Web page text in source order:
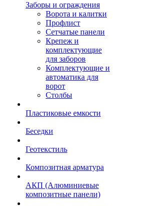
Заборы и ограждения
Ворота и калитки
Профлист
Сетчатые панели
Крепеж и
комплектующие
для заборов
Комплектующие и
автоматика для
ворот
Столбы
Пластиковые емкости
Беседки
Геотекстиль
Композитная арматура
АКП (Алюминиевые
композитные панели)